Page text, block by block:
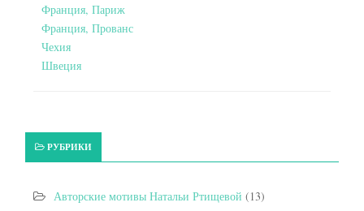
Франция, Париж
Франция, Прованс
Чехия
Швеция
РУБРИКИ
Авторские мотивы Натальи Ртищевой (13)